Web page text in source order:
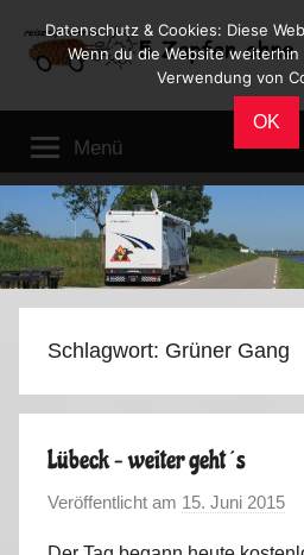
Inhalt
Reiseblog
Leben
im
Wohnmobil
Menü
Schlagwort: Grüner Gang
Lübeck – weiter geht´s
Veröffentlicht am 15. Juni 2015
Datenschutz & Cookies: Diese
Wenn du die Website
Verwendung von
OK